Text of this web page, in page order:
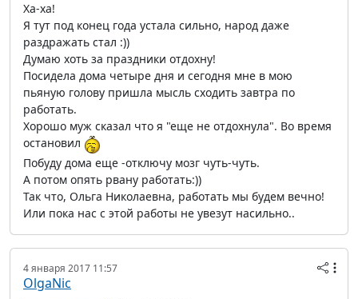
Ха-ха!
Я тут под конец года устала сильно, народ даже
раздражать стал :))
Думаю хоть за праздники отдохну!
Посидела дома четыре дня и сегодня мне в мою
пьяную голову пришла мысль сходить завтра по
работать.
Хорошо муж сказал что я "еще не отдохнула". Во время
остановил
Побуду дома еще -отключу мозг чуть-чуть.
А потом опять рвану работать:))
Так что, Ольга Николаевна, работать мы будем вечно!
Или пока нас с этой работы не увезут насильно..
4 января 2017 11:57
OlgaNic